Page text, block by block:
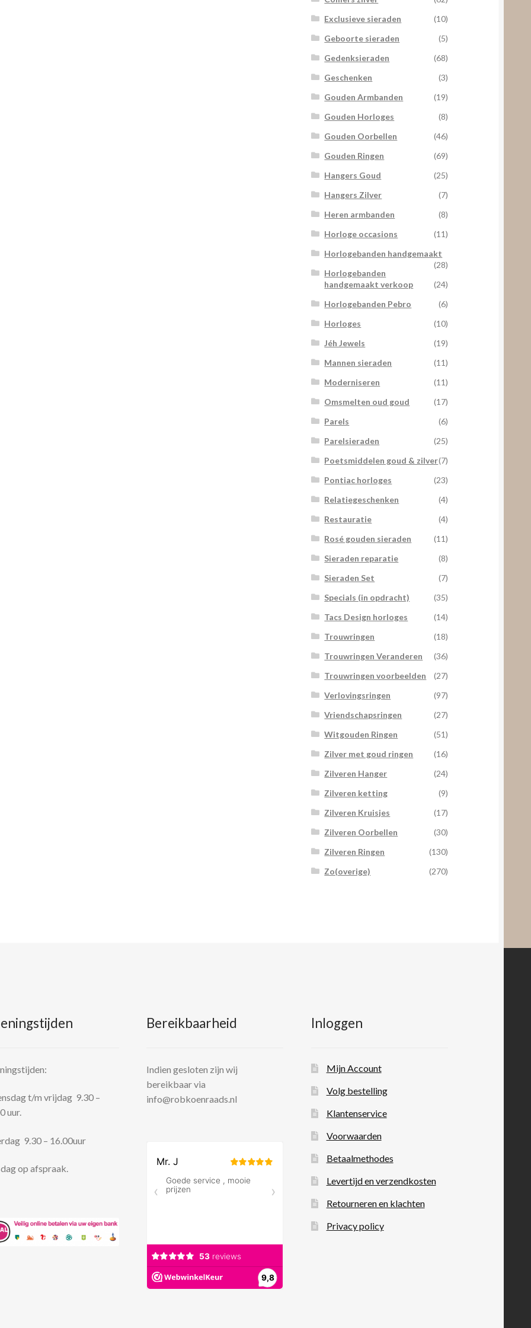
Exclusieve sieraden
(10)
Geboorte sieraden
(5)
Gedenksieraden
(68)
Geschenken
(3)
Gouden Armbanden
(19)
Gouden Horloges
(8)
Gouden Oorbellen
(46)
Gouden Ringen
(69)
Hangers Goud
(25)
Hangers Zilver
(7)
Heren armbanden
(8)
Horloge occasions
(11)
Horlogebanden handgemaakt
(28)
Horlogebanden
handgemaakt verkoop
(24)
Horlogebanden Pebro
(6)
Horloges
(10)
Jéh Jewels
(19)
Mannen sieraden
(11)
Moderniseren
(11)
Omsmelten oud goud
(17)
Parels
(6)
Parelsieraden
(25)
Poetsmiddelen goud & zilver(7)
Pontiac horloges
(23)
Relatiegeschenken
(4)
Restauratie
(4)
Rosé gouden sieraden
(11)
Sieraden reparatie
(8)
Sieraden Set
(7)
Specials (in opdracht)
(35)
Tacs Design horloges
(14)
Trouwringen
(18)
Trouwringen Veranderen
(36)
Trouwringen voorbeelden
(27)
Verlovingsringen
(97)
Vriendschapsringen
(27)
Witgouden Ringen
(51)
Zilver met goud ringen
(16)
Zilveren Hanger
(24)
Zilveren ketting
(9)
Zilveren Kruisjes
(17)
Zilveren Oorbellen
(30)
Zilveren Ringen
(130)
Zo(overige)
(270)
t/m vrijdag 9.30 –
uur.
9.30 – 16.00uur
op afspraak.
Bereikbaarheid
Indien gesloten zijn wij
bereikbaar via
info@robkoenraads.nl
Inloggen
Mijn Account
Volg bestelling
Klantenservice
Voorwaarden
Betaalmethodes
Levertijd en verzendkosten
Retourneren en klachten
Privacy policy